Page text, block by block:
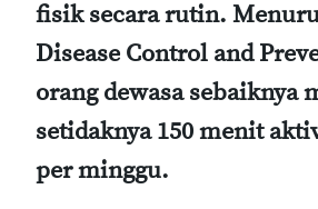
fisik secara rutin.
Disease Control and
orang dewasa sebaiknya
setidaknya 150 menit
per minggu.